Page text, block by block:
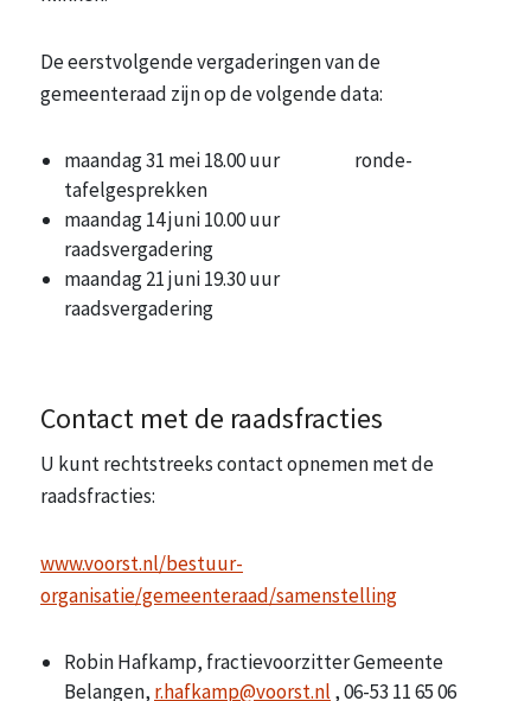
De eerstvolgende vergaderingen van de
gemeenteraad zijn op de volgende data:
maandag 31 mei 18.00 uur ronde-
tafelgesprekken
maandag 14 juni 10.00 uur
raadsvergadering
maandag 21 juni 19.30 uur
raadsvergadering
Contact met de raadsfracties
U kunt rechtstreeks contact opnemen met de
raadsfracties:
www.voorst.nl/bestuur-
organisatie/gemeenteraad/samenstelling
Robin Hafkamp, fractievoorzitter Gemeente
Belangen, r.hafkamp@voorst.nl , 06-53 11 65 06